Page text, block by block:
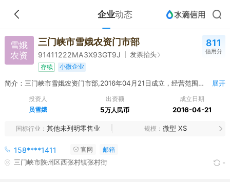
企业动态
雪娥
农资
三门峡市雪娥农资门市部
91411222MA3X93GT9J 发票抬头
存续 小微企业
811
信用分
简介：三门峡市雪娥农资门市部,2016年04月21日成立，经营范围包括化肥、农药、种子（不再分装种子）、农用小型机械。 展开
投资人
员雪娥
出资额
5万人民币
成立日期
2016-04-21
国标行业 其他未列明零售业 规模 微型 XS
158****1411 官网 邮箱
三门峡市陕州区西张村镇张村街 -